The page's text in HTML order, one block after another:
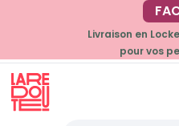
EN CE
-20%
sur
Livraison en
pour vos